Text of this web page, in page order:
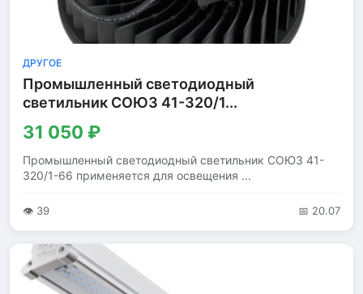
ДРУГОЕ
Промышленный светодиодный
светильник СОЮЗ 41-320/1...
31 050 ₽
Промышленный светодиодный светильник СОЮЗ 41-
320/1-66 применяется для освещения ...
👁 39 📅 20.07